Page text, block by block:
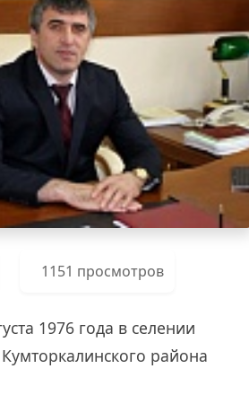
1151 просмотров
1976 года в селении
района